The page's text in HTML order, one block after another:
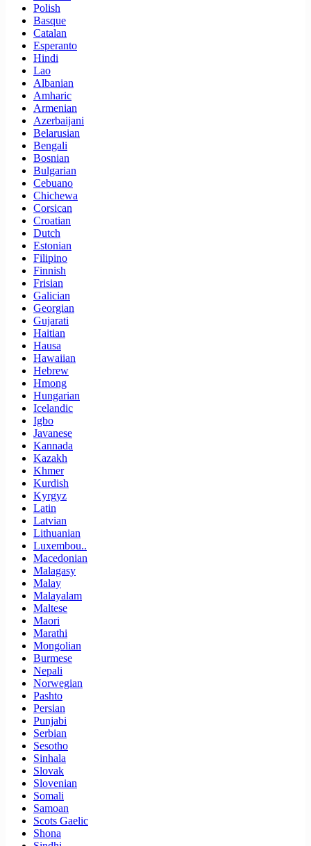
Polish
Basque
Catalan
Esperanto
Hindi
Lao
Albanian
Amharic
Armenian
Azerbaijani
Belarusian
Bengali
Bosnian
Bulgarian
Cebuano
Chichewa
Corsican
Croatian
Dutch
Estonian
Filipino
Finnish
Frisian
Galician
Georgian
Gujarati
Haitian
Hausa
Hawaiian
Hebrew
Hmong
Hungarian
Icelandic
Igbo
Javanese
Kannada
Kazakh
Khmer
Kurdish
Kyrgyz
Latin
Latvian
Lithuanian
Luxembou..
Macedonian
Malagasy
Malay
Malayalam
Maltese
Maori
Marathi
Mongolian
Burmese
Nepali
Norwegian
Pashto
Persian
Punjabi
Serbian
Sesotho
Sinhala
Slovak
Slovenian
Somali
Samoan
Scots Gaelic
Shona